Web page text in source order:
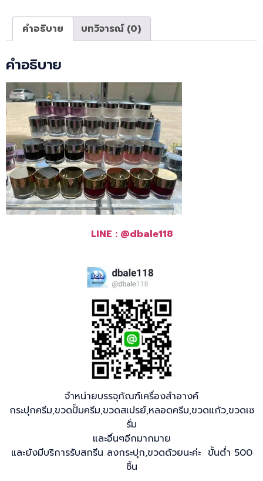
คำอธิบาย บทวิจารณ์ (0)
คำอธิบาย
LINE : @dbale118
จำหน่ายบรรจุภัณฑ์เครื่องสำอางค์
กระปุกครีม,ขวดปั้มครีม,ขวดสเปรย์,หลอดครีม,ขวดแก้ว,ขวดเซ
รั่ม
และอื่นๆอีกมากมาย
และยังมีบริการรับสกรีน ลงกระปุก,ขวดด้วยนะค่ะ ขั้นต่ำ 500
ชิ้น